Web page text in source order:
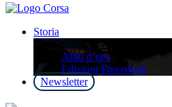
Storia
Storia
Albo d’oro
Edizioni Precedenti
Newsletter